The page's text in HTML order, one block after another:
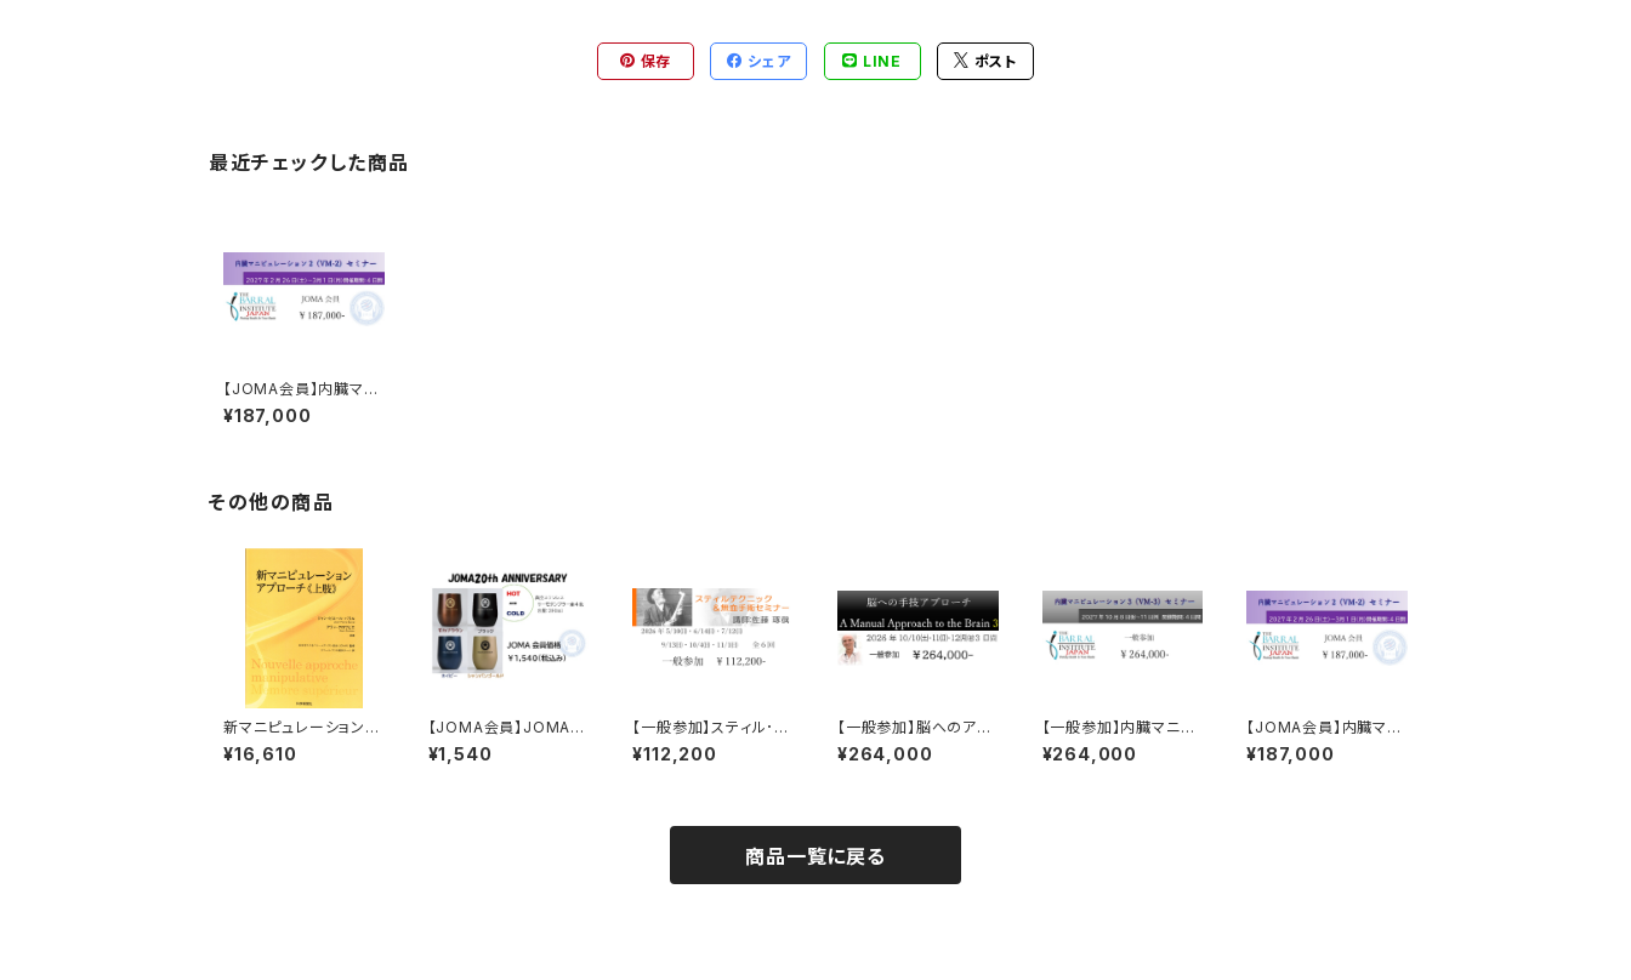
保存 シェア LINE ポスト
最近チェックした商品
【JOMA会員】内臓マニ
ピュレーション2セミナ
ー《 VM-2》参加チケッ
¥187,000
その他の商品
新マニピュレーション・
アプローチ 上肢
¥16,610
【JOMA会員】JOMA2
0th anniversary タ
ンブラー
¥1,540
【一般参加】スティル･テ
クニック&無血手術セミ
ナー 全6回参加チケッ
¥112,200
【一般参加】脳へのアプ
ローチ Brain3 チケッ
ト
¥264,000
【一般参加】内臓マニピ
ュレーション3セミナー《
VM-3》参加チケット
¥264,000
【JOMA会員】内臓マニ
ピュレーション2セミナ
ー《 VM-2》参加チケッ
¥187,000
商品一覧に戻る